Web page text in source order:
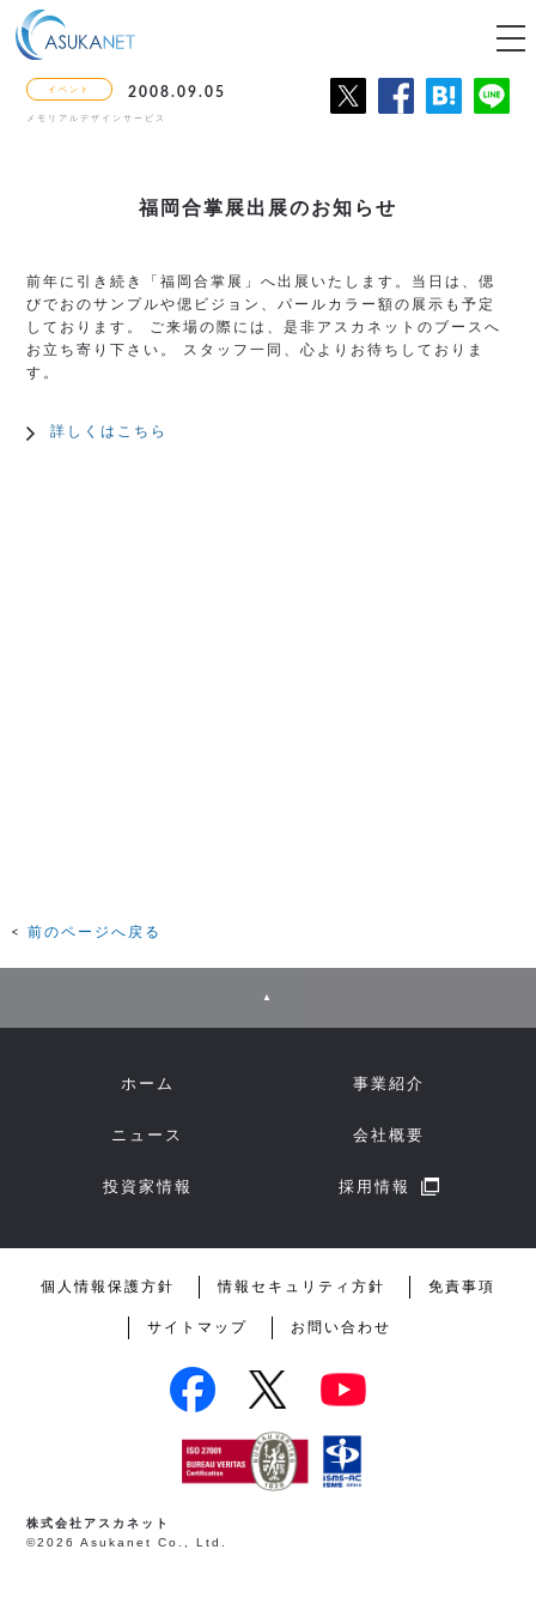
イベント 2008.09.05
メモリアルデザインサービス
福岡合掌展出展のお知らせ
前年に引き続き「福岡合掌展」へ出展いたします。当日は、偲
びでおのサンプルや偲ビジョン、パールカラー額の展示も予定
しております。 ご来場の際には、是非アスカネットのブースへ
お立ち寄り下さい。 スタッフ一同、心よりお待ちしておりま
す。
詳しくはこちら
前のページへ戻る
▲
ホーム 事業紹介
ニュース 会社概要
投資家情報 採用情報
個人情報保護方針 情報セキュリティ方針 免責事項
サイトマップ お問い合わせ
株式会社アスカネット
©2026 Asukanet Co., Ltd.